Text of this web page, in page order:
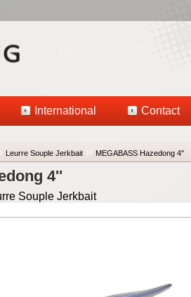
International Contact
Leurre Souple Jerkbait ›› MEGABASS Hazedong 4''
4''
Souple Jerkbait